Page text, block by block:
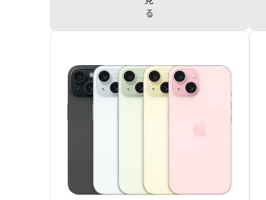
iPhone16 256GB
¥114,000
iPhone16 128GB
¥108,500